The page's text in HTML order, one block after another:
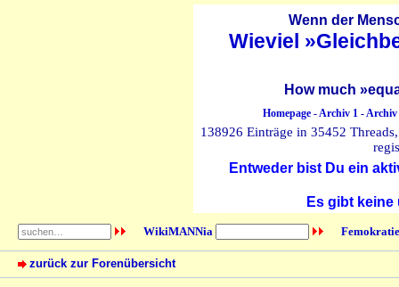
Wenn der
Wieviel
How much
Homepage-Archiv 1-Archiv
138926 Einträge in 35452
Entweder bist Du ein
Es gibt
WikiMANNia
zurück zur Forenübersicht